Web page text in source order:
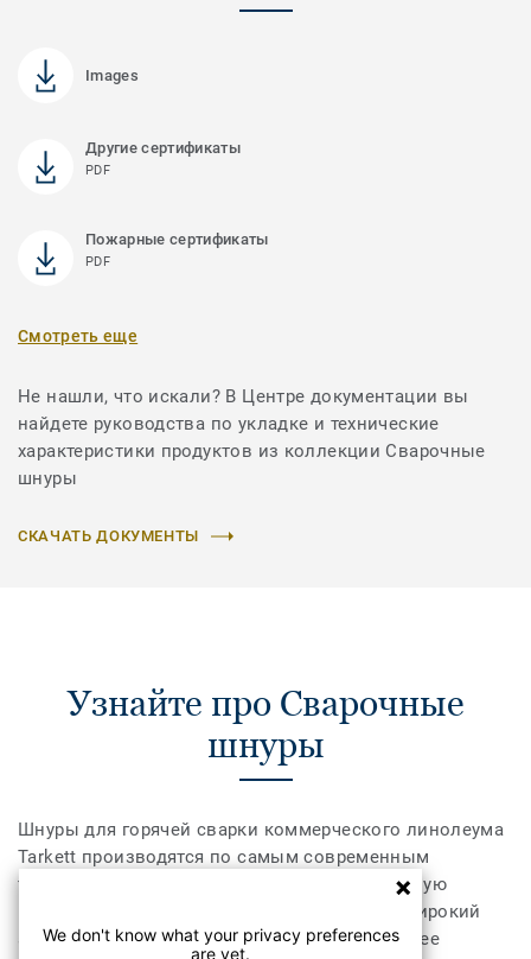
Images
Другие сертификаты
PDF
Пожарные сертификаты
PDF
Смотреть еще
Не нашли, что искали? В Центре документации вы
найдете руководства по укладке и технические
характеристики продуктов из коллекции Сварочные
шнуры
СКАЧАТЬ ДОКУМЕНТЫ
Узнайте про Сварочные
шнуры
Шнуры для горячей сварки коммерческого линолеума
Tarkett производятся по самым современным
технологиям и обеспечивают непревзойденную
герметичность и прочность сваривания. А широкий
ассортимент позволит выбрать шнур наиболее
We don't know what your privacy preferences
are yet.